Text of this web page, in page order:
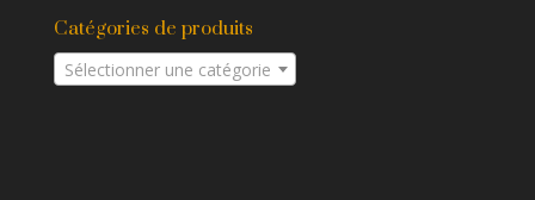
Catégories de produits
Sélectionner une catégorie